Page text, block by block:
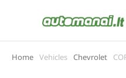
You are here:
Home Vehicles Chevrolet